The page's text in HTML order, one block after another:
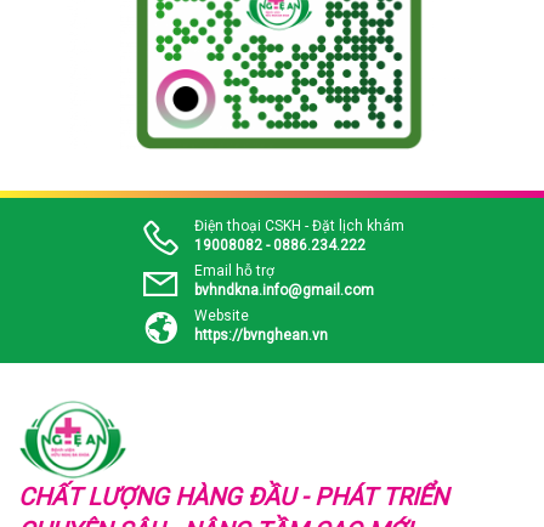
Điện thoại CSKH - Đặt lịch khám
19008082 - 0886.234.222
Email hỗ trợ
bvhndkna.info@gmail.com
Website
https://bvnghean.vn
CHẤT LƯỢNG HÀNG ĐẦU - PHÁT TRIỂN